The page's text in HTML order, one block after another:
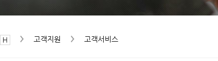
고객지원 고객서비스